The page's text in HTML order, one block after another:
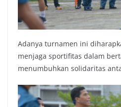
Adanya turnamen ini
menjaga sportifitas dalam
menumbuhkan solidaritas